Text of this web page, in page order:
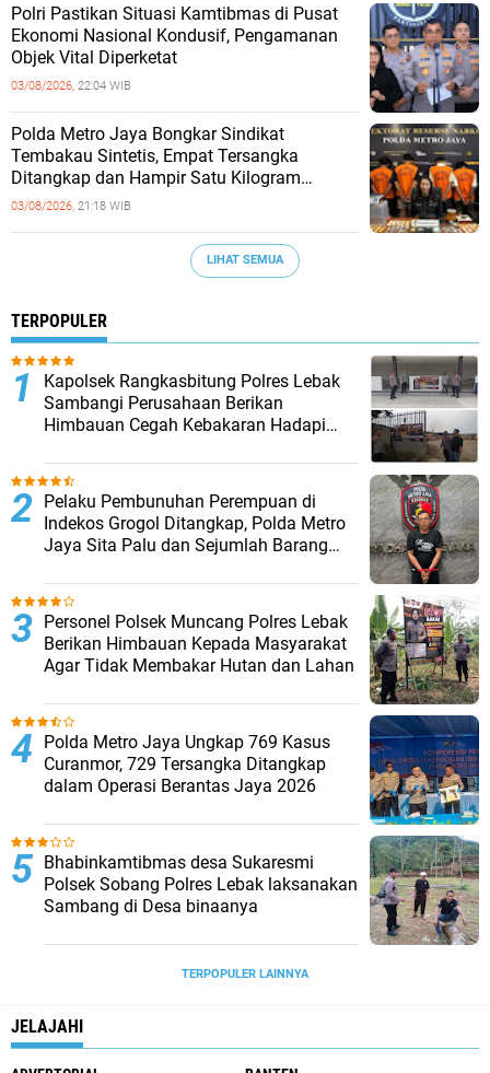
‎Polri Pastikan Situasi Kamtibmas di Pusat
Ekonomi Nasional Kondusif, Pengamanan
Objek Vital Diperketat
03/08/2026, 22:04 WIB
‎Polda Metro Jaya Bongkar Sindikat
Tembakau Sintetis, Empat Tersangka
Ditangkap dan Hampir Satu Kilogram
Barang Bukti Disita
03/08/2026, 21:18 WIB
LIHAT SEMUA
TERPOPULER
Kapolsek Rangkasbitung Polres Lebak
Sambangi Perusahaan Berikan
Himbauan Cegah Kebakaran Hadapi
Pelaku Pembunuhan Perempuan di
Indekos Grogol Ditangkap, Polda Metro
Jaya Sita Palu dan Sejumlah Barang
Personel Polsek Muncang Polres Lebak
Berikan Himbauan Kepada Masyarakat
Agar Tidak Membakar Hutan dan Lahan
Polda Metro Jaya Ungkap 769 Kasus
Curanmor, 729 Tersangka Ditangkap
dalam Operasi Berantas Jaya 2026‎
Bhabinkamtibmas desa Sukaresmi
Polsek Sobang Polres Lebak laksanakan
Sambang di Desa binaanya
TERPOPULER LAINNYA
JELAJAHI